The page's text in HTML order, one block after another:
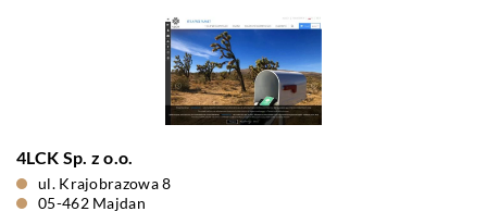
4LCK Sp. z o.o.
ul. Krajobrazowa 8
05-462 Majdan